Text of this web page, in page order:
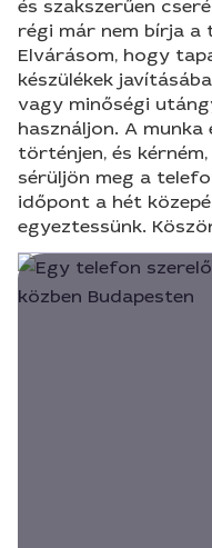
és szakszerűen
régi már nem bírja a
Elvárásom, hogy
készülékek
vagy minőségi
használjon. A
történjen, és
sérüljön meg a
időpont a hét
egyeztessünk.